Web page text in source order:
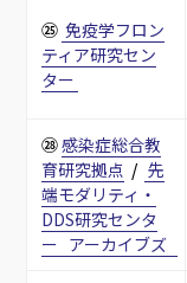
㉕ 免疫学フロン
ティア研究セン
ター
㉘ 感染症総合教
育研究拠点
  /
先
端モダリティ・
DDS研究センタ